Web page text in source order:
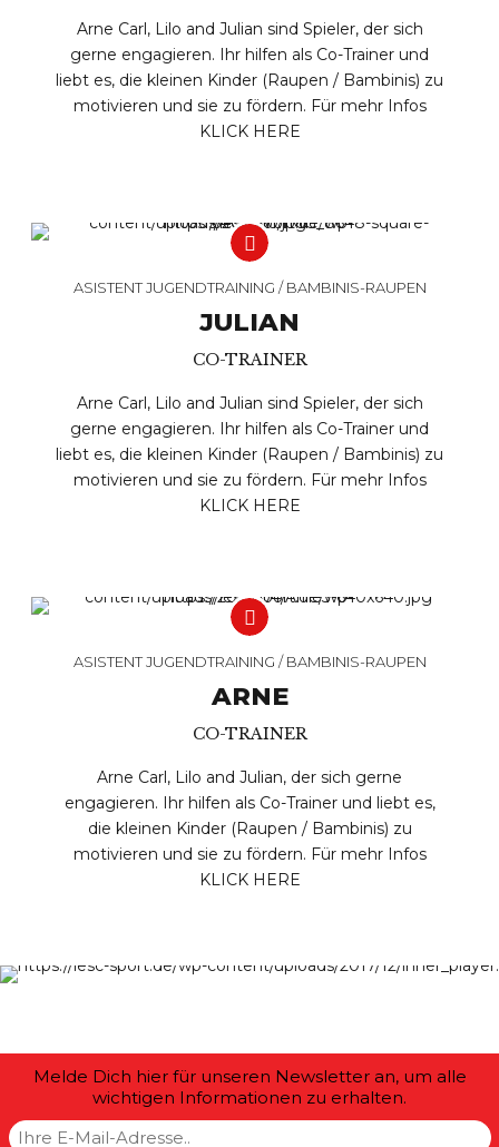
Arne Carl, Lilo and Julian sind Spieler, der sich
gerne engagieren. Ihr hilfen als Co-Trainer und
liebt es, die kleinen Kinder (Raupen / Bambinis) zu
motivieren und sie zu fördern. Für mehr Infos
KLICK HERE
ASISTENT JUGENDTRAINING / BAMBINIS-RAUPEN
JULIAN
CO-TRAINER
Arne Carl, Lilo and Julian sind Spieler, der sich
gerne engagieren. Ihr hilfen als Co-Trainer und
liebt es, die kleinen Kinder (Raupen / Bambinis) zu
motivieren und sie zu fördern. Für mehr Infos
KLICK HERE
ASISTENT JUGENDTRAINING / BAMBINIS-RAUPEN
ARNE
CO-TRAINER
Arne Carl, Lilo and Julian, der sich gerne
engagieren. Ihr hilfen als Co-Trainer und liebt es,
die kleinen Kinder (Raupen / Bambinis) zu
motivieren und sie zu fördern. Für mehr Infos
KLICK HERE
All contents © copyright Life & Sport Culture. All rights reserved.
Melde Dich hier für unseren Newsletter an, um alle
wichtigen Informationen zu erhalten.